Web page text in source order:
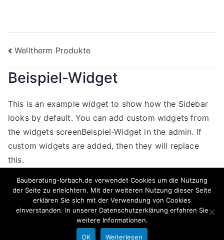
Beitragsnavigation
Welltherm Produkte
Beispiel-Widget
This is an example widget to show how the Sidebar
looks by default. You can add custom widgets from
the widgets screenBeispiel-Widget in the admin. If
custom widgets are added, then they will replace
this.
Zakra
undWordPress
Bauberatung-lorbach.de verwendet Cookies um die Nutzung
der Seite zu erleichtern. Mit der weiteren Nutzung dieser Seite
erklären Sie sich mit der Verwendung von Cookies
einverstanden. In unserer Datenschutzerklärung erfahren Sie
weitere Informationen.
OK Weiterlesen